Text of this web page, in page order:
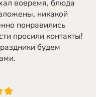
вовремя, блюда
никакой
понравились
просили контакты!
будем